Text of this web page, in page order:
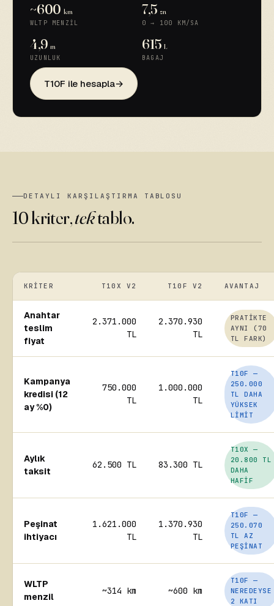
~600 km
WLTP MENZIL
7,5 sn
0 → 100 KM/SA
4,9m
UZUNLUK
615L
BAGAJ
T10F ile hesapla
DETAYLI KARŞILAŞTIRMA TABLOSU
10 kriter,tektablo.
KRITER T10X V2 T10F V2 AVANTAJ
Anahtar
teslim
fiyat
2.371.000
TL
2.370.930
TL
PRATIKTE
AYNI (70
TL FARK)
Kampanya
kredisi (12
ay %0)
750.000
TL
1.000.000
TL
T10F —
250.000
TL DAHA
YÜKSEK
LIMIT
Aylık
taksit
62.500 TL 83.300 TL
T10X —
20.800 TL
DAHA
HAFIF
Peşinat
ihtiyacı
1.621.000
TL
1.370.930
TL
T10F —
250.070
TL AZ
PEŞINAT
WLTP
menzil
~314 km ~600 km
T10F —
NEREDEYSE
2 KATI